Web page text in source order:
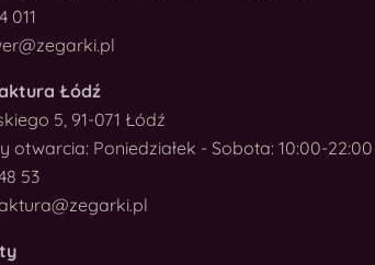
011
Łódź
5, 91-071 Łódź
otwarcia: Poniedziałek - Sobota: 10:00-22:00
53